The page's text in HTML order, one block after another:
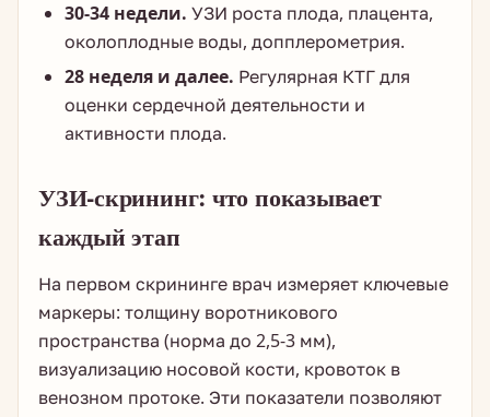
30-34 недели. УЗИ роста плода, плацента,
околоплодные воды, допплерометрия.
28 неделя и далее. Регулярная КТГ для
оценки сердечной деятельности и
активности плода.
УЗИ-скрининг: что показывает
каждый этап
На первом скрининге врач измеряет ключевые
маркеры: толщину воротникового
пространства (норма до 2,5-3 мм),
визуализацию носовой кости, кровоток в
венозном протоке. Эти показатели позволяют